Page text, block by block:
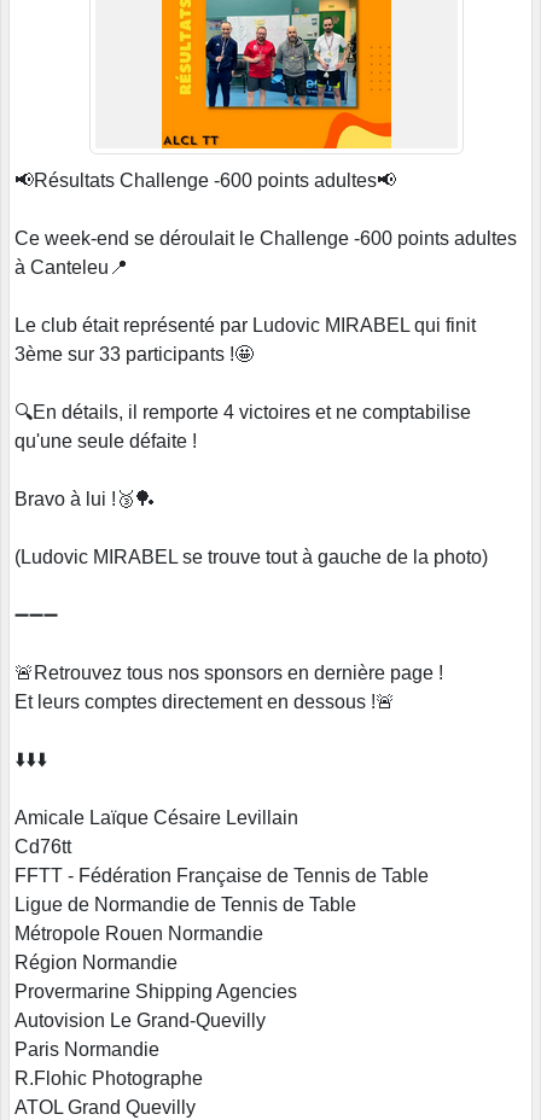
📢Résultats Challenge -600 points adultes📢
Ce week-end se déroulait le Challenge -600 points adultes
à Canteleu📍
Le club était représenté par Ludovic MIRABEL qui finit
3ème sur 33 participants !🤩
🔍En détails, il remporte 4 victoires et ne comptabilise
qu'une seule défaite !
Bravo à lui !🥉🏓
(Ludovic MIRABEL se trouve tout à gauche de la photo)
➖➖➖
🚨Retrouvez tous nos sponsors en dernière page !
Et leurs comptes directement en dessous !🚨
⬇️⬇️⬇️
Amicale Laïque Césaire Levillain
Cd76tt
FFTT - Fédération Française de Tennis de Table
Ligue de Normandie de Tennis de Table
Métropole Rouen Normandie
Région Normandie
Provermarine Shipping Agencies
Autovision Le Grand-Quevilly
Paris Normandie
R.Flohic Photographe
ATOL Grand Quevilly